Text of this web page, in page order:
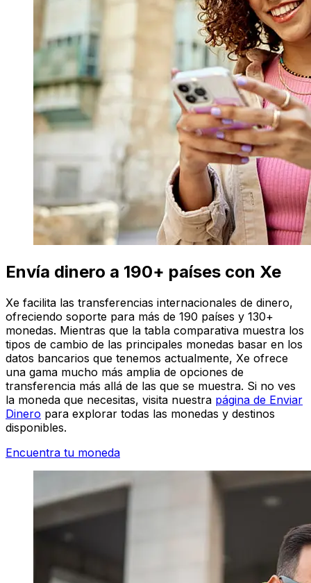
Envía dinero a 190+ países con Xe
Xe facilita las transferencias internacionales de dinero,
ofreciendo soporte para más de 190 países y 130+
monedas. Mientras que la tabla comparativa muestra los
tipos de cambio de las principales monedas basar en los
datos bancarios que tenemos actualmente, Xe ofrece
una gama mucho más amplia de opciones de
transferencia más allá de las que se muestra. Si no ves
la moneda que necesitas, visita nuestra página de Enviar
Dinero para explorar todas las monedas y destinos
disponibles.
Encuentra tu moneda